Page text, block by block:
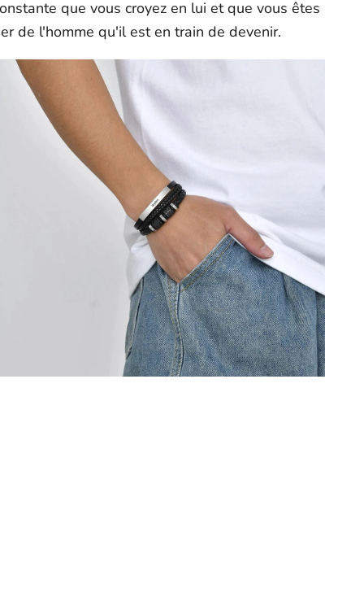
que vous croyez en lui et que vous êtes
de l'homme qu'il est en train de devenir.